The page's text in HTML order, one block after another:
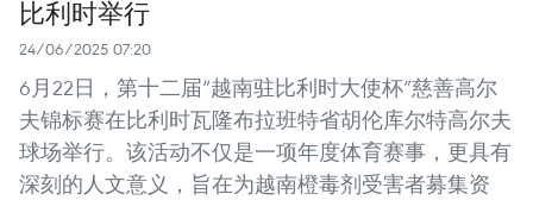
比利时举行
24/06/2025 07:20
6月22日，第十二届“越南驻比利时大使杯”慈善高尔
夫锦标赛在比利时瓦隆布拉班特省胡伦库尔特高尔夫
球场举行。该活动不仅是一项年度体育赛事，更具有
深刻的人文意义，旨在为越南橙毒剂受害者募集资